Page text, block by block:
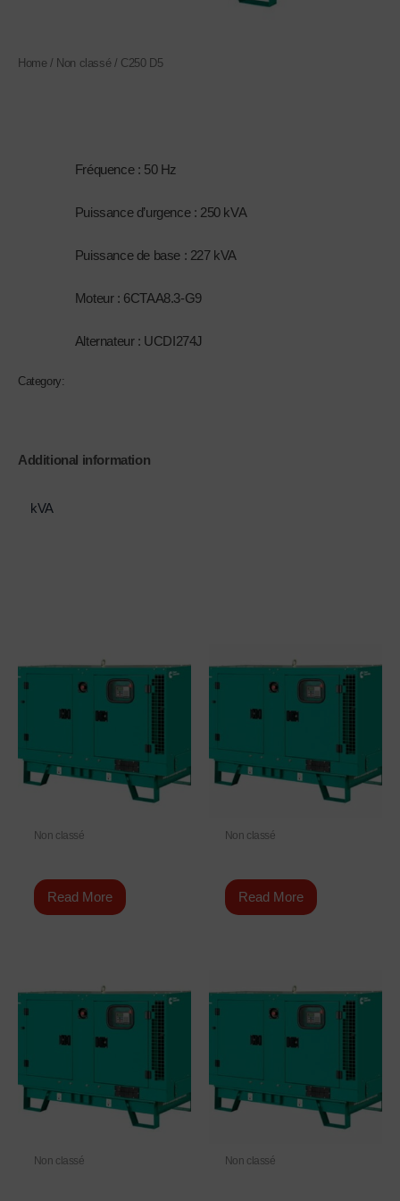
Home / Non classé / C250 D5
Fréquence : 50 Hz
Puissance d’urgence : 250 kVA
Puissance de base : 227 kVA
Moteur : 6CTAA8.3-G9
Alternateur : UCDI274J
Category:
Additional information
kVA
Non classé
Read More
Non classé
Read More
Non classé Non classé